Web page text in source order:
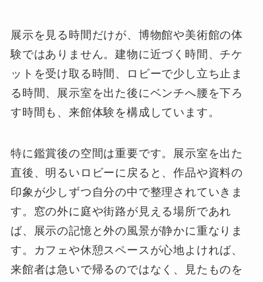
展示を見る時間だけが、博物館や美術館の体
験ではありません。建物に近づく時間、チケ
ットを受け取る時間、ロビーで少し立ち止ま
る時間、展示室を出た後にベンチへ腰を下ろ
す時間も、来館体験を構成しています。
特に鑑賞後の空間は重要です。展示室を出た
直後、明るいロビーに戻ると、作品や資料の
印象が少しずつ自分の中で整理されていきま
す。窓の外に庭や街路が見える場所であれ
ば、展示の記憶と外の風景が静かに重なりま
す。カフェや休憩スペースが心地よければ、
来館者は急いで帰るのではなく、見たものを